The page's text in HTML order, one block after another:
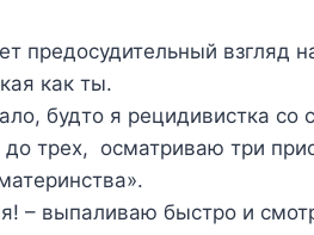
предосудительный взгляд
как ты.
будто я рецидивистка
до трех, осматриваю три
– выпаливаю быстро и